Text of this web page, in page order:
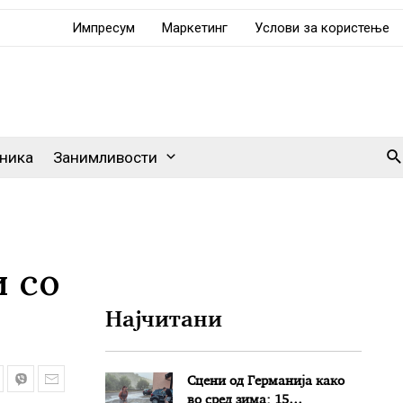
Импресум Маркетинг Услови за користење
Занимливости
со
Најчитани
Сцени од Германија како
во сред зима: 15